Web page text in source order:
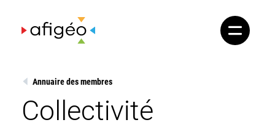
content
Annuaire des membres
Collectivité